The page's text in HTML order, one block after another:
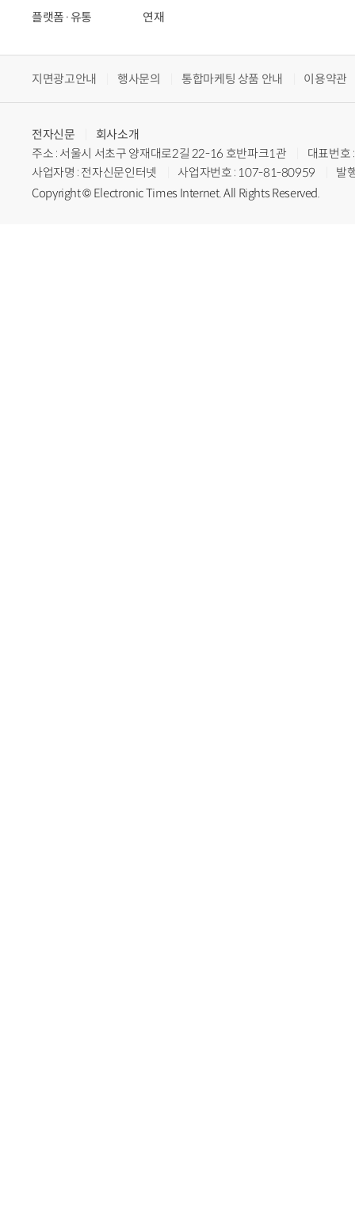
플랫폼·유통
연재
지면광고안내 행사문의 통합마케팅 상품 안내 이용약관
전자신문
회사소개
주소 : 서울시 서초구 양재대로2길 22-16 호반파크1관
대표번
사업자명 : 전자신문인터넷
사업자번호 : 107-81-80959
발
Copyright © Electronic Times Internet. All Rights Reserved.